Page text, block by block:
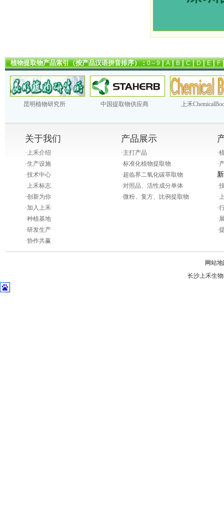
植物提取物产品索引（按产品汉语拼音排序）：0～9|A|B|C|D|E|F
昆明植物研究所 中国提取物供应商 上禾
关于我们
·上禾介绍
·生产设施
·技术中心
·上禾标志
·创新为你
·加入上禾
·种植基地
·研发生产
·协作共赢
产品展示
·主打产品
·标准化植物提取物
·超临界二氧化碳萃取物
·对照品、活性成分单体
·微粉、复方、比例提取物
·
·
·
·
·
·
·
网站
长沙上禾生物